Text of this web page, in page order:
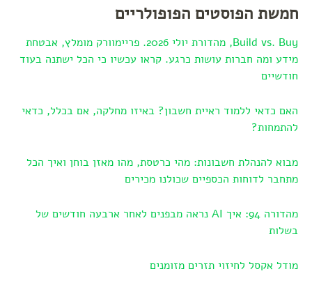
חמשת הפוסטים הפופולריים
Build vs. Buy, מהדורת יולי 2026. פריימוורק מומלץ, אבטחת
מידע ומה חברות עושות כרגע. קראו עכשיו כי הכל ישתנה בעוד
חודשיים
האם כדאי ללמוד ראיית חשבון? באיזו מחלקה, אם בכלל, כדאי
להתמחות?
מבוא להנהלת חשבונות: מהי כרטסת, מהו מאזן בוחן ואיך הכל
מתחבר לדוחות הכספיים שכולנו מכירים
מהדורה 94: איך AI נראה מבפנים לאחר ארבעה חודשים של
בשלות
מודל אקסל לחיזוי תזרים מזומנים